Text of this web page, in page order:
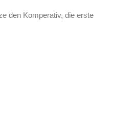
den Komperativ, die erste